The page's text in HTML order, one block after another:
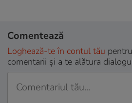
Comentează
Loghează-te în contul tău
comentarii și a te alătura